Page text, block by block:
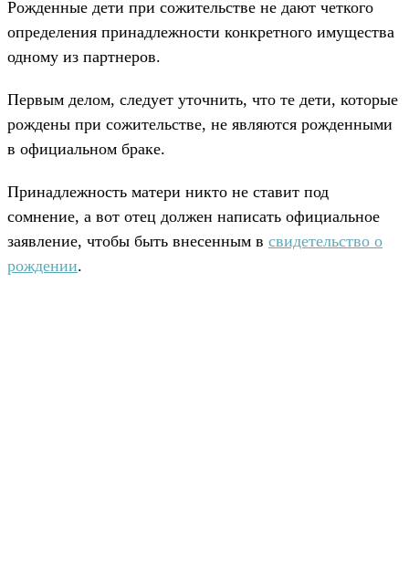
Рожденные дети при сожительстве не дают четкого
определения принадлежности конкретного имущества
одному из партнеров.
Первым делом, следует уточнить, что те дети, которые
рождены при сожительстве, не являются рожденными
в официальном браке.
Принадлежность матери никто не ставит под
сомнение, а вот отец должен написать официальное
заявление, чтобы быть внесенным в свидетельство о
рождении.